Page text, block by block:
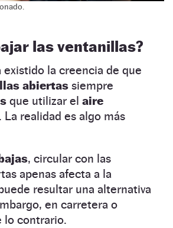
las ventanillas?
existido la creencia de que
abiertas siempre
que utilizar el aire
. La realidad es algo más
, circular con las
apenas afecta a la
resultar una alternativa
en carretera o
lo contrario.